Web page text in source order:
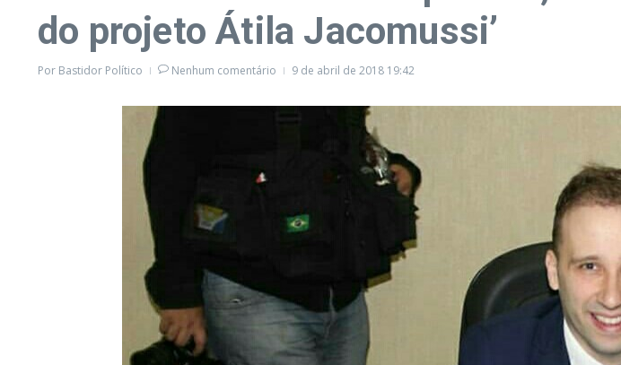
do projeto Átila Jacomussi’
Por Bastidor Político Nenhum comentário 9 de abril de 2018 19:42